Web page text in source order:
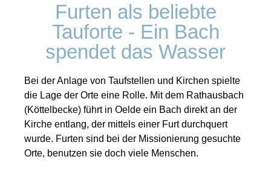
Furten als beliebte
Tauforte - Ein Bach
spendet das Wasser
Bei der Anlage von Taufstellen und Kirchen spielte
die Lage der Orte eine Rolle. Mit dem Rathausbach
(Köttelbecke) führt in Oelde ein Bach direkt an der
Kirche entlang, der mittels einer Furt durchquert
wurde. Furten sind bei der Missionierung gesuchte
Orte, benutzen sie doch viele Menschen.